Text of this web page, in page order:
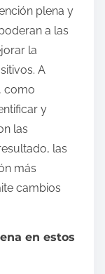
plena y
a las
la
A
como
y
las
las
más
cambios
en estos